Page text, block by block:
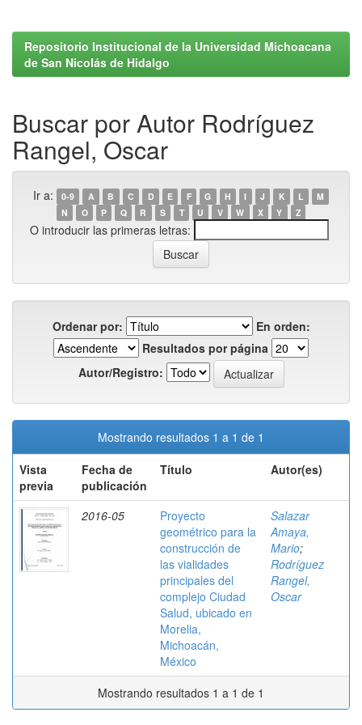
Repositorio Institucional de la Universidad Michoacana
de San Nicolás de Hidalgo
Buscar por Autor Rodríguez
Rangel, Oscar
Ir a: 0-9 A B C D E F G H I J K L
M
N
O P Q R S T U V W X Y Z
O introducir las primeras letras:
Ordenar por:
En orden:
Resultados por página
Autor/Registro:
Mostrando resultados 1 a 1 de 1
Vista
previa
Fecha de
publicación
Título Autor(es)
2016-05
Proyecto
geométrico para la
construcción de
las vialidades
principales del
complejo Ciudad
Salud, ubicado en
Morelia,
Michoacán,
México
Salazar
Amaya,
Mario;
Rodríguez
Rangel,
Oscar
Mostrando resultados 1 a 1 de 1